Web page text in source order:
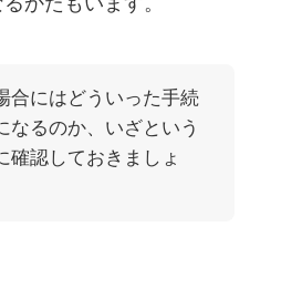
合にはどういった手続
なるのか、いざという
確認しておきましょ